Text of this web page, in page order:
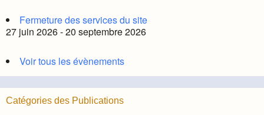
Fermeture des services du site
27 juin 2026 - 20 septembre 2026
Voir tous les évènements
Catégories des Publications